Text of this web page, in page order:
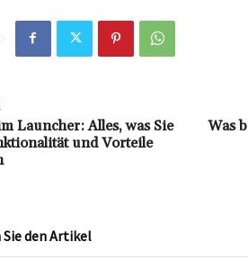
Launcher: Alles, was Sie
und Vorteile
Was
den Artikel